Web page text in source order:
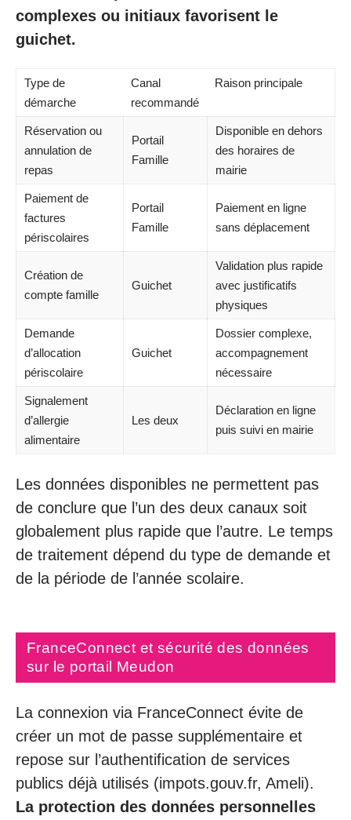
complexes ou initiaux favorisent le
guichet.
Type de
démarche
Canal
recommandé
Raison principale
Réservation ou
annulation de
repas
Portail
Famille
Disponible en dehors
des horaires de
mairie
Paiement de
factures
périscolaires
Portail
Famille
Paiement en ligne
sans déplacement
Création de
compte famille
Guichet
Validation plus rapide
avec justificatifs
physiques
Demande
d’allocation
périscolaire
Guichet
Dossier complexe,
accompagnement
nécessaire
Signalement
d’allergie
alimentaire
Les deux
Déclaration en ligne
puis suivi en mairie
Les données disponibles ne permettent pas
de conclure que l’un des deux canaux soit
globalement plus rapide que l’autre. Le temps
de traitement dépend du type de demande et
de la période de l’année scolaire.
FranceConnect et sécurité des données
sur le portail Meudon
La connexion via FranceConnect évite de
créer un mot de passe supplémentaire et
repose sur l’authentification de services
publics déjà utilisés (impots.gouv.fr, Ameli).
La protection des données personnelles